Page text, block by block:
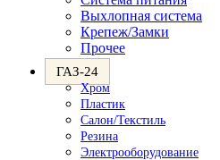
Выхлопная система
Крепеж/Замки
Прочее
ГАЗ-24
Хром
Пластик
Салон/Текстиль
Резина
Электрооборудование